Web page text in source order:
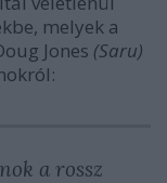
melyek a
Jones (Saru)
a rossz